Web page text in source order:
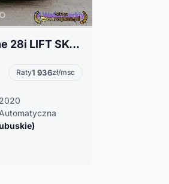
BMW X1 F48 2.0 xLine 28i LIFT SKÓRA RADAR ASYSTENCI FULL LED KAMERA
Raty1 936zł/msc
2020
Automatyczna